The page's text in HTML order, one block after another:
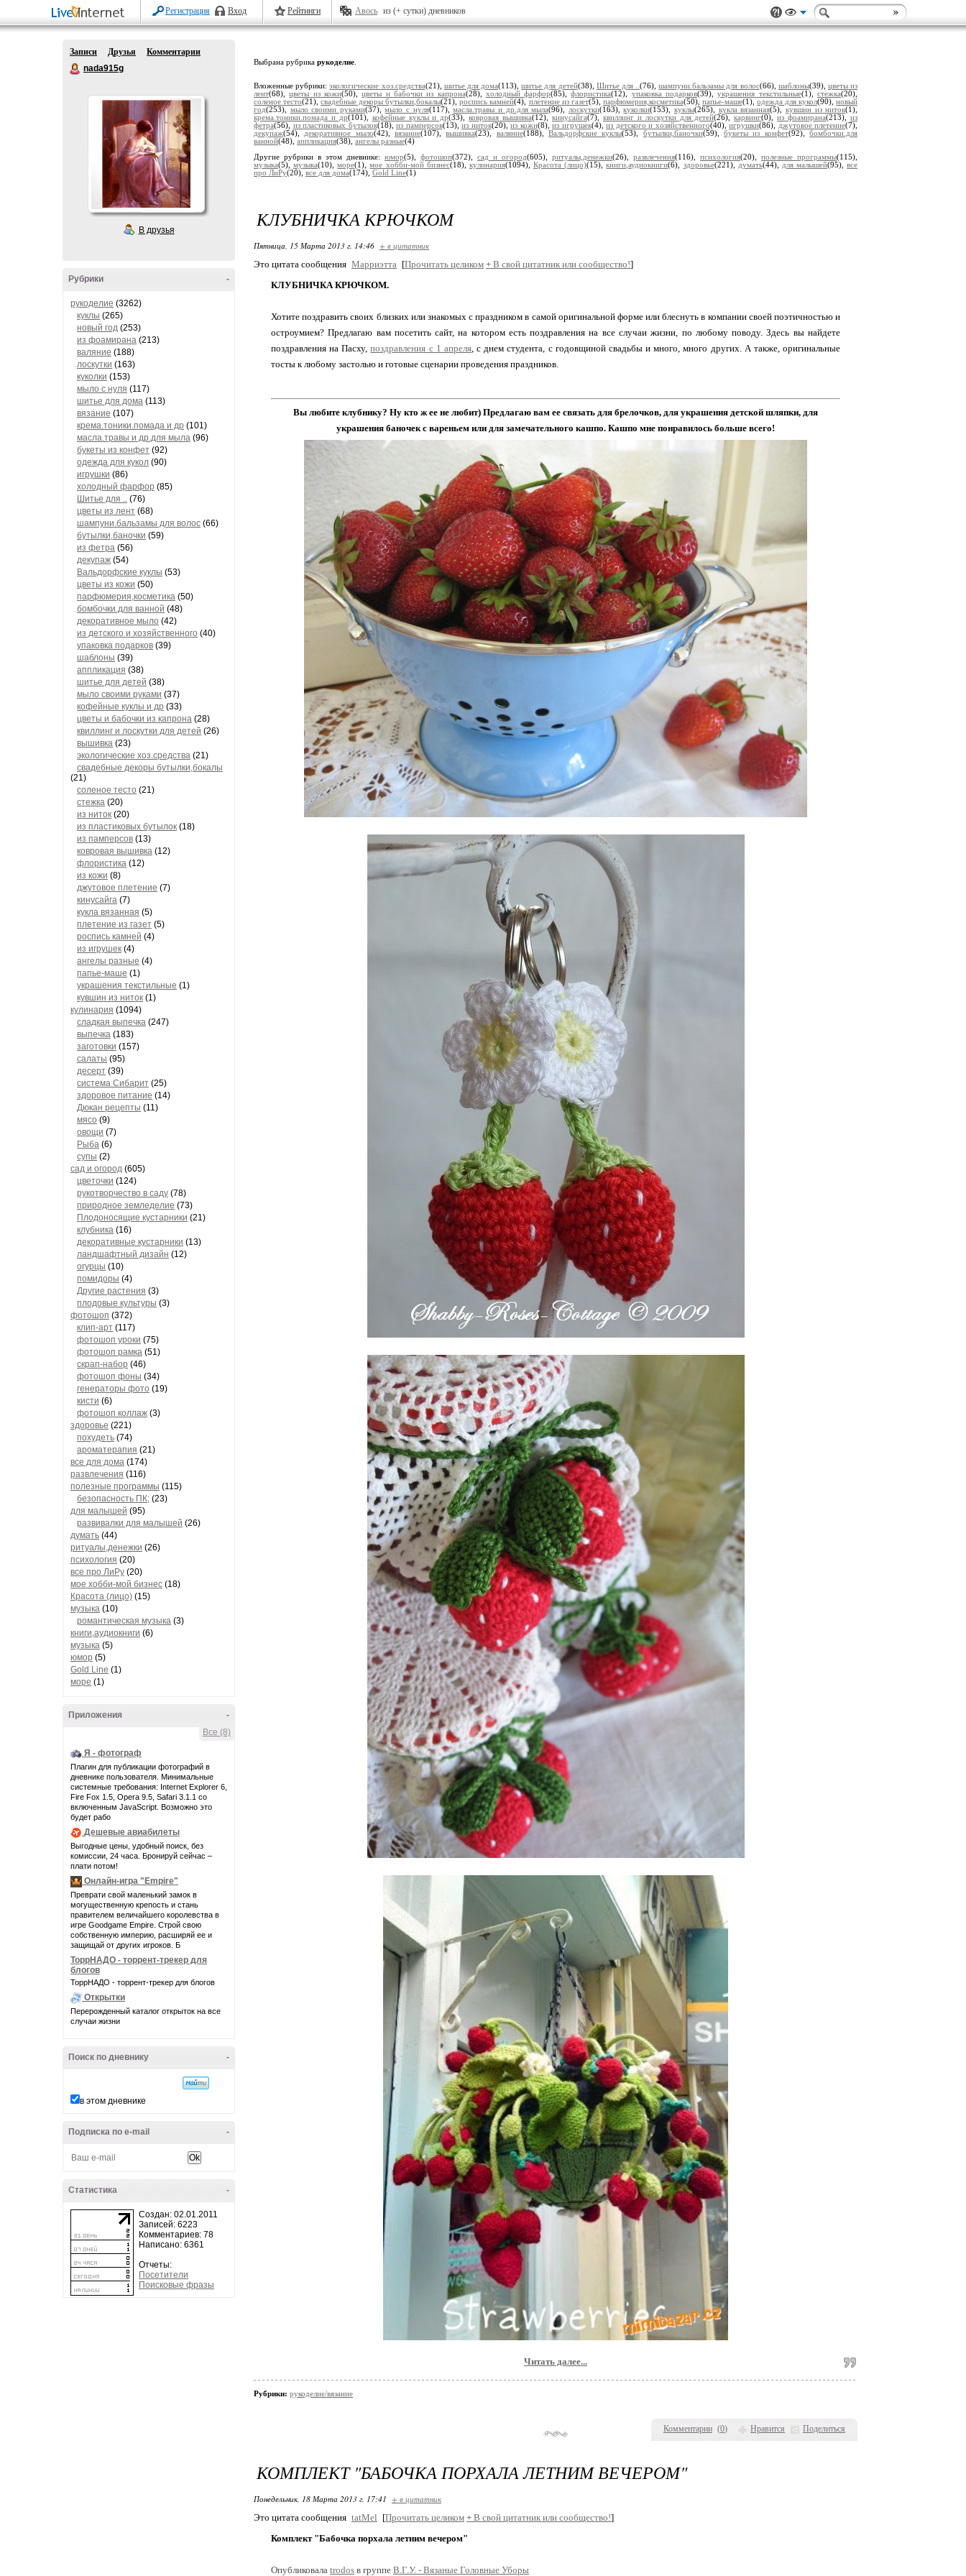
Регистрация Вход Рейтинги Авось из (+ сутки) дневников
Записи Друзья
Комментарии
nada915g
В друзья
-
Рубрики
рукоделие (3262)
куклы (265)
новый год (253)
из фоамирана (213)
валяние (188)
лоскутки (163)
куколки (153)
мыло с нуля (117)
шитье для дома (113)
вязание (107)
крема.тоники.помада и др (101)
масла.травы и др.для мыла (96)
букеты из конфет (92)
одежда для кукол (90)
игрушки (86)
холодный фарфор (85)
Шитье для .. (76)
цветы из лент (68)
шампуни.бальзамы для волос (66)
бутылки,баночки (59)
из фетра (56)
декупаж (54)
Вальдорфские куклы (53)
цветы из кожи (50)
парфюмерия,косметика (50)
бомбочки.для ванной (48)
декоративное мыло (42)
из детского и хозяйственного (40)
упаковка подарков (39)
шаблоны (39)
аппликация (38)
шитье для детей (38)
мыло своими руками (37)
кофейные куклы и др (33)
цветы и бабочки из капрона (28)
квиллинг и лоскутки для детей (26)
вышивка (23)
экологические хоз.средства (21)
свадебные декоры бутылки,бокалы
(21)
соленое тесто (21)
стежка (20)
из ниток (20)
из пластиковых бутылок (18)
из памперсов (13)
ковровая вышивка (12)
флористика (12)
из кожи (8)
джутовое плетение (7)
кинусайга (7)
кукла вязанная (5)
плетение из газет (5)
роспись камней (4)
из игрушек (4)
ангелы разные (4)
папье-маше (1)
украшения текстильные (1)
кувшин из ниток (1)
кулинария (1094)
сладкая выпечка (247)
выпечка (183)
заготовки (157)
салаты (95)
десерт (39)
система Сибарит (25)
здоровое питание (14)
Дюкан рецепты (11)
мясо (9)
овощи (7)
Рыба (6)
супы (2)
сад и огород (605)
цветочки (124)
рукотворчество в саду (78)
природное земледелие (73)
Плодоносящие кустарники (21)
клубника (16)
декоративные кустарники (13)
ландшафтный дизайн (12)
огурцы (10)
помидоры (4)
Другие растения (3)
плодовые культуры (3)
фотошоп (372)
клип-арт (117)
фотошоп уроки (75)
фотошоп рамка (51)
скрап-набор (46)
фотошоп фоны (34)
генераторы фото (19)
кисти (6)
фотошоп коллаж (3)
здоровье (221)
похудеть (74)
ароматерапия (21)
все для дома (174)
развлечения (116)
полезные программы (115)
безопасность ПК; (23)
для малышей (95)
развивалки для малышей (26)
думать (44)
ритуалы,денежки (26)
психология (20)
все про ЛиРу (20)
мое хобби-мой бизнес (18)
Красота (лицо) (15)
музыка (10)
романтическая музыка (3)
книги,аудиокниги (6)
музыка (5)
юмор (5)
Gold Line (1)
море (1)
-
Приложения
Все (8)
Я - фотограф
Плагин для публикации фотографий в
дневнике пользователя. Минимальные
системные требования: Internet Explorer 6,
Fire Fox 1.5, Opera 9.5, Safari 3.1.1 со
включенным JavaScript. Возможно это
будет рабо
Дешевые авиабилеты
Выгодные цены, удобный поиск, без
комиссии, 24 часа. Бронируй сейчас –
плати потом!
Онлайн-игра "Empire"
Преврати свой маленький замок в
могущественную крепость и стань
правителем величайшего королевства в
игре Goodgame Empire. Строй свою
собственную империю, расширяй ее и
защищай от других игроков. Б
ТоррНАДО - торрент-трекер для
блогов
ТоррНАДО - торрент-трекер для блогов
Открытки
Перерожденный каталог открыток на все
случаи жизни
-
Поиск по дневнику
в этом дневнике
-
Подписка по e-mail
-
Статистика
Создан: 02.01.2011
Записей: 6223
Комментариев: 78
Написано: 6361
Отчеты:
Посетители
Поисковые фразы
Выбрана рубрика рукоделие
Вложенные рубрики:экологические хоз.средства(21), шитье для дома(113),шитье для детей(38), Шитье для ..(76),шампуни.бальзамы для волос(66), шаблоны(39), цветы из
лент(68),цветы из кожи(50),цветы и бабочки из капрона(28), холодный фарфор(85),флористика(12), упаковка подарков(39),украшения текстильные(1), стежка(20),
соленое тесто(21),свадебные декоры бутылки,бокалы(21),роспись камней(4), плетение из газет(5), парфюмерия,косметика(50), папье-маше(1), одежда для кукол(90),новый
год(253), мыло своими руками(37),мыло с нуля(117),масла.травы и др.для мыла(96), лоскутки(163),куколки(153),куклы(265), кукла вязанная(5), кувшин из ниток(1),
крема.тоники.помада и др(101), кофейные куклы и др(33),ковровая вышивка(12),кинусайга(7), квиллинг и лоскутки для детей(26),карвинг(0),из фоамирана(213),из
фетра(56), из пластиковых бутылок(18), из памперсов(13), из ниток(20), из кожи(8), из игрушек(4), из детского и хозяйственного(40), игрушки(86), джутовое плетение(7),
декупаж(54), декоративное мыло(42),вязание(107),вышивка(23), валяние(188),Вальдорфские куклы(53), бутылки,баночки(59),букеты из конфет(92),бомбочки.для
ванной(48), аппликация(38), ангелы разные(4)
Другие рубрики в этом дневнике: юмор(5), фотошоп(372), сад и огород(605), ритуалы,денежки(26), развлечения(116), психология(20), полезные программы(115),
музыка(5),музыка(10),море(1),мое хобби-мой бизнес(18), кулинария(1094),Красота (лицо)(15),книги,аудиокниги(6), здоровье(221), думать(44), для малышей(95),все
про ЛиРу(20), все для дома(174), Gold Line(1)
Комментарии (0) Нравится Поделиться
КЛУБНИЧКА КРЮЧКОМ
Пятница, 15 Марта 2013 г. 14:46 + в цитатник
Это цитата сообщения Марриэтта [Прочитать целиком + В свой цитатник или сообщество!]
КЛУБНИЧКА КРЮЧКОМ.
Хотите поздравить своих близких или знакомых с праздником в самой оригинальной форме или блеснуть в компании своей поэтичностью и
остроумием? Предлагаю вам посетить сайт, на котором есть поздравления на все случаи жизни, по любому поводу. Здесь вы найдете
поздравления на Пасху,поздравления с 1 апреля, с днем студента, с годовщиной свадьбы и много, много других. А также, оригинальные
тосты к любому застолью и готовые сценарии проведения праздников.
Вы любите клубнику? Ну кто ж ее не любит) Предлагаю вам ее связать для брелочков, для украшения детской шляпки, для
украшения баночек с вареньем или для замечательного кашпо. Кашпо мне понравилось больше всего!
Читать далее...
Рубрики: рукоделие/вязание
КОМПЛЕКТ "БАБОЧКА ПОРХАЛА ЛЕТНИМ ВЕЧЕРОМ"
Понедельник, 18 Марта 2013 г. 17:41 + в цитатник
Это цитата сообщения tatMel [Прочитать целиком + В свой цитатник или сообщество!]
Комплект "Бабочка порхала летним вечером"
Опубликовала trodos в группе В.Г.У. - Вязаные Головные Уборы